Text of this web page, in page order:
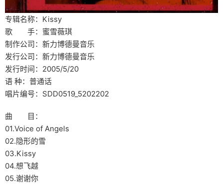
专辑名称：Kissy
歌 手：蜜雪薇琪
制作公司：新力博德曼音乐
发行公司：新力博德曼音乐
发行时间：2005/5/20
语 种：普通话
唱片编号：SDD0519_5202202
曲 目：
01.Voice of Angels
02.隐形的雪
03.Kissy
04.想飞越
05.谢谢你